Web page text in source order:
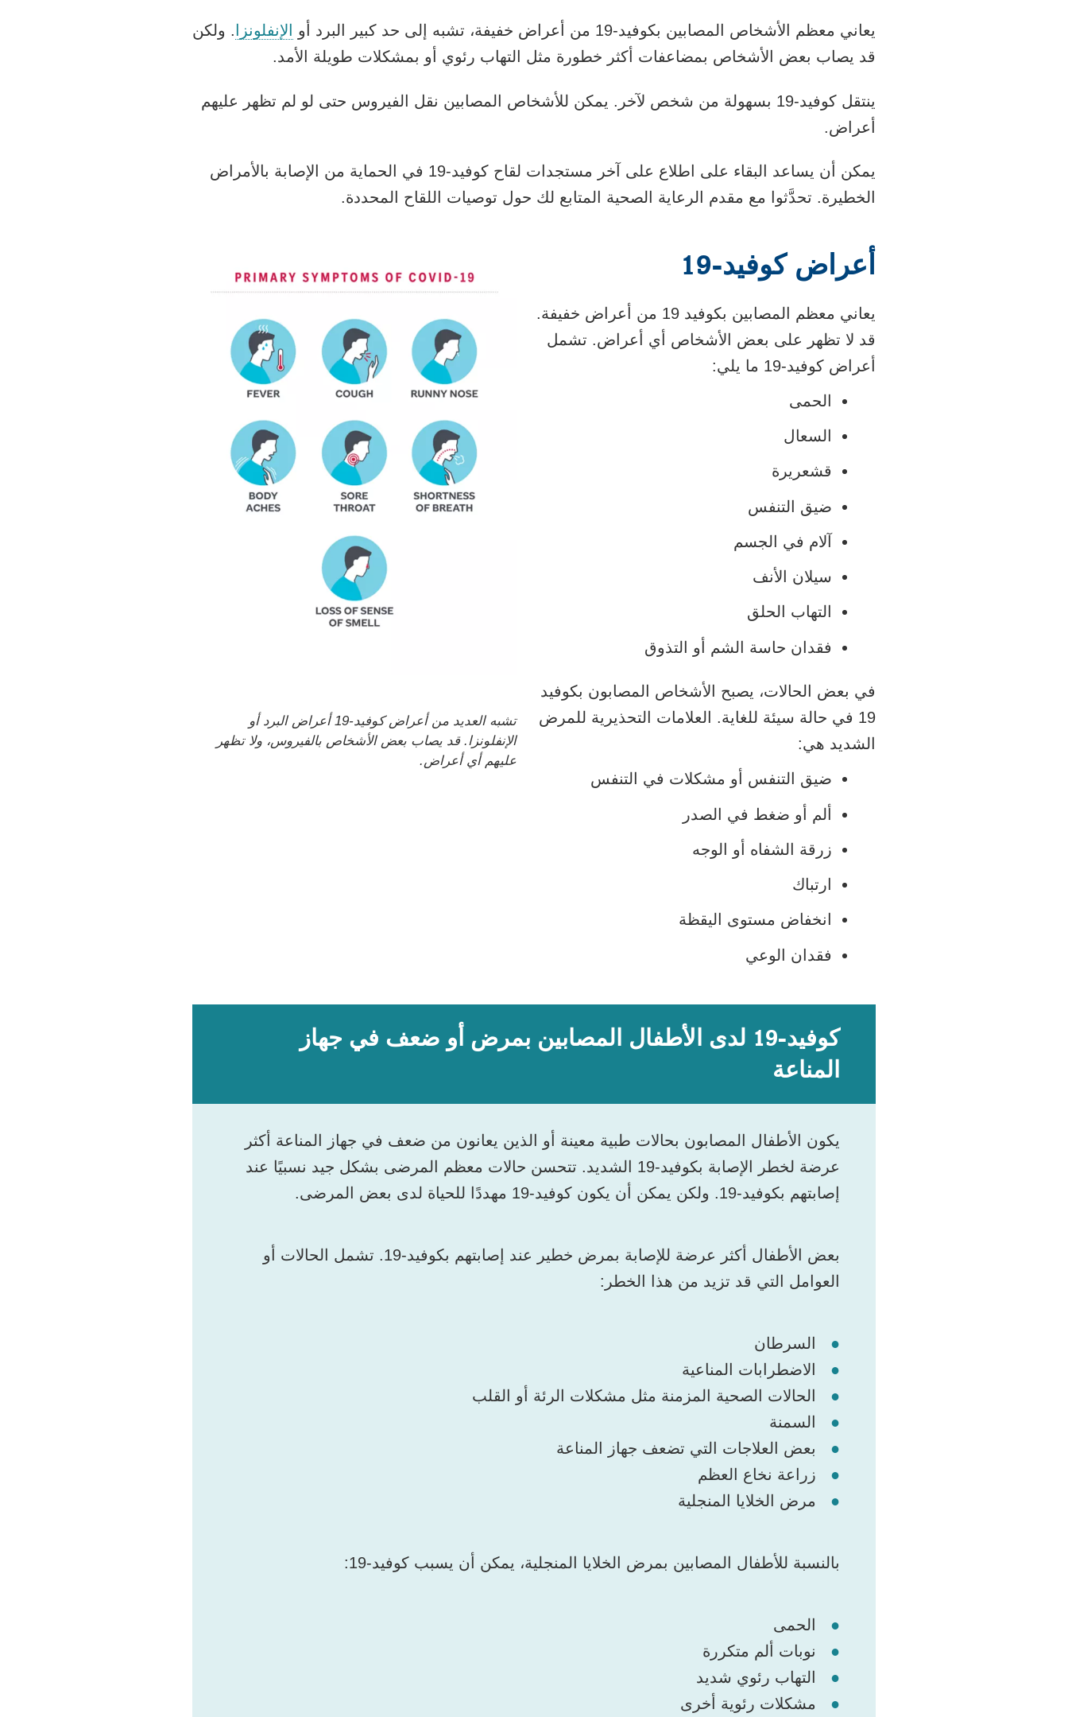
يعاني معظم الأشخاص المصابين بكوفيد-19 من أعراض خفيفة، تشبه إلى حد كبير البرد أو الإنفلونزا . ولكن
قد يصاب بعض الأشخاص بمضاعفات أكثر خطورة مثل
التهاب رئوي أو بمشكلات طويلة الأمد.
ينتقل كوفيد-19 بسهولة من شخص لآخر. يمكن للأشخاص المصابين نقل الفيروس حتى لو لم تظهر عليهم
أعراض.
يمكن أن يساعد البقاء على اطلاع على آخر مستجدات لقاح كوفيد-19 في الحماية من الإصابة بالأمراض
الخطيرة. تحدَّثوا مع مقدم الرعاية الصحية المتابع لك حول توصيات اللقاح المحددة.
تشبه العديد من أعراض كوفيد-19 أعراض البرد أو
الإنفلونزا. قد يصاب بعض الأشخاص بالفيروس، ولا تظهر
عليهم أي أعراض.
أعراض كوفيد-19
يعاني معظم المصابين بكوفيد 19‏ من أعراض خفيفة.
قد لا تظهر على بعض الأشخاص أي أعراض. تشمل
أعراض كوفيد-19 ما يلي:
الحمى
السعال
قشعريرة
ضيق التنفس
آلام في الجسم
سيلان الأنف
التهاب الحلق
فقدان حاسة الشم أو التذوق
في بعض الحالات، يصبح الأشخاص المصابون بكوفيد
19‏ في حالة سيئة للغاية. العلامات التحذيرية للمرض
الشديد هي:
ضيق التنفس أو مشكلات في التنفس
ألم أو ضغط في الصدر
زرقة الشفاه أو الوجه
ارتباك
انخفاض مستوى اليقظة
فقدان الوعي
كوفيد-19 لدى الأطفال المصابين بمرض أو ضعف في جهاز
المناعة
يكون الأطفال المصابون بحالات طبية معينة أو الذين يعانون من ضعف في جهاز المناعة أكثر
عرضة لخطر الإصابة بكوفيد-19 الشديد. تتحسن حالات معظم المرضى بشكل جيد نسبيًا عند
إصابتهم بكوفيد-19. ولكن يمكن أن يكون كوفيد-19 مهددًا للحياة لدى بعض المرضى.
بعض الأطفال أكثر عرضة للإصابة بمرض خطير عند إصابتهم بكوفيد-19. تشمل الحالات أو
العوامل التي قد تزيد من هذا الخطر:
السرطان
الاضطرابات المناعية
الحالات الصحية المزمنة مثل مشكلات الرئة أو القلب
السمنة
بعض العلاجات التي تضعف جهاز المناعة
زراعة نخاع العظم
مرض الخلايا المنجلية
بالنسبة للأطفال المصابين بمرض الخلايا المنجلية، يمكن أن يسبب كوفيد-19:
الحمى
نوبات ألم متكررة
التهاب رئوي شديد
مشكلات رئوية أخرى